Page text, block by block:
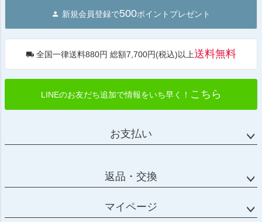
へ
新規会員登録で500ポイントプレゼント
全国一律送料880円 総額7,700円(税込)以上送料無料
LINEのお友だち追加で情報をいち早く！ こちら
お支払い
返品・交換
マイページ